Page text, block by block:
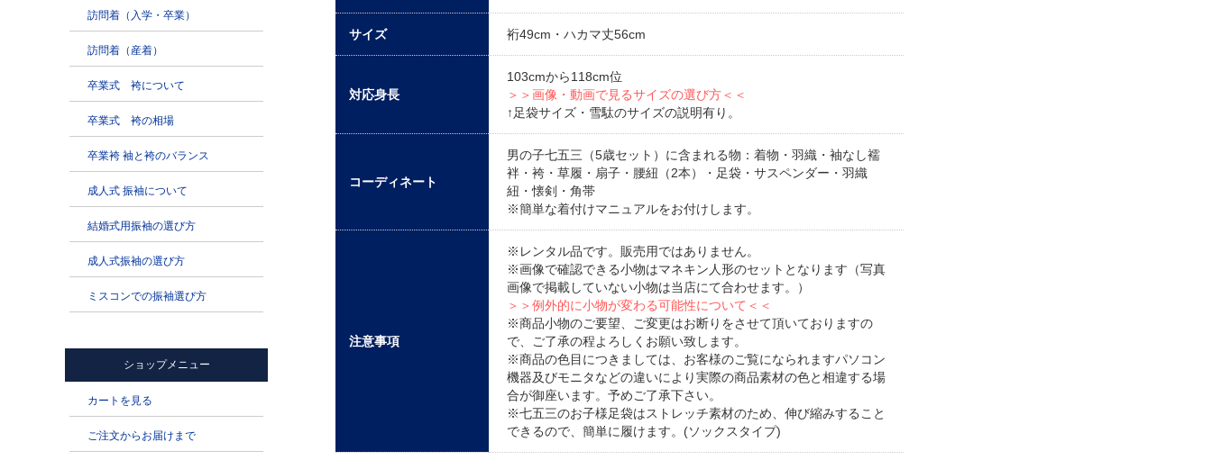
サイズ 裄49cm・ハカマ丈56cm
対応身長
103cmから118cm位
＞＞画像・動画で見るサイズの選び方＜＜
↑足袋サイズ・雪駄のサイズの説明有り。
コーディネート
男の子七五三（5歳セット）に含まれる物：着物・羽織・袖なし襦
袢・袴・草履・扇子・腰紐（2本）・足袋・サスペンダー・羽織
紐・懐剣・角帯
※簡単な着付けマニュアルをお付けします。
注意事項
※レンタル品です。販売用ではありません。
※画像で確認できる小物はマネキン人形のセットとなります（写真
画像で掲載していない小物は当店にて合わせます。）
＞＞例外的に小物が変わる可能性について＜＜
※商品小物のご要望、ご変更はお断りをさせて頂いておりますの
で、ご了承の程よろしくお願い致します。
※商品の色目につきましては、お客様のご覧になられますパソコン
機器及びモニタなどの違いにより実際の商品素材の色と相違する場
合が御座います。予めご了承下さい。
※七五三のお子様足袋はストレッチ素材のため、伸び縮みすること
できるので、簡単に履けます。(ソックスタイプ)